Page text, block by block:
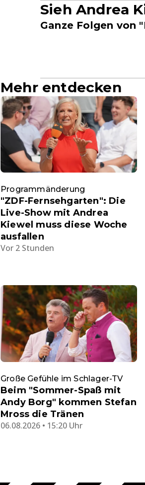
Sieh Andrea
Ganze Folgen von
Mehr entdecken
Programmänderung
"ZDF-Fernsehgarten": Die
Live-Show mit Andrea
Kiewel muss diese Woche
ausfallen
Vor 2 Stunden
Große Gefühle im Schlager-TV
Beim "Sommer-Spaß mit
Andy Borg" kommen Stefan
Mross die Tränen
06.08.2026 • 15:20 Uhr